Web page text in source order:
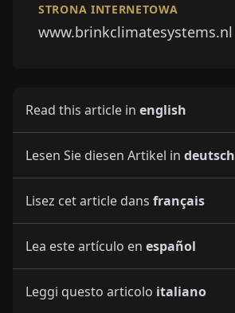
STRONA INTERNETOWA
www.brinkclimatesystems.nl
Read this article in english
Lesen Sie diesen Artikel in deutsch
Lisez cet article dans français
Lea este artículo en español
Leggi questo articolo italiano